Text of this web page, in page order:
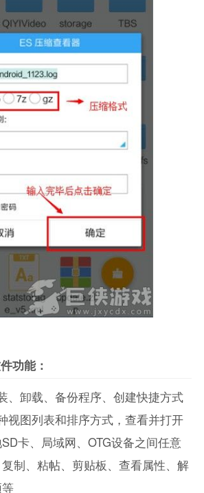
功能：
、卸载、备份程序、创建快捷方式
视图列表和排序方式，查看并打开
卡、局域网、OTG设备之间任意
制、粘帖、剪贴板、查看属性、解